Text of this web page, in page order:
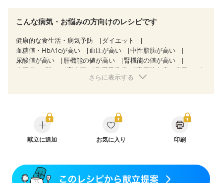
こんな病気・お悩みの方向けのレシピです
健康的な食生活・病気予防
ダイエット
血糖値・HbA1cが高い
血圧が高い
中性脂肪が高い
尿酸値が高い
肝機能の値が高い
腎機能の値が高い
糖尿病（2型）
高血圧 脂質異常症
高尿酸血症（痛風）
心臓弁膜症 心不全
糖尿病性腎症（第３期）
CKD（ステージ１）
CKD（ステージ２）
CKD（ステージ３a）
乳がん（抗がん剤治療中）
乳がん（ホルモン療法中）
産後（ミルク）
フレイル（年齢に合わせた体作り）
貧血対策
さらに表示する
献立に追加 お気に入り 印刷